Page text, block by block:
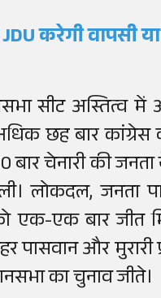
JDUकरेगी वापसी
सीट
छह बार कांग्रेस
बार चेनारी की
लोकदल, जनता
एक-एक बार जीत
पासवान और मुरारी
का चुनाव जीते।